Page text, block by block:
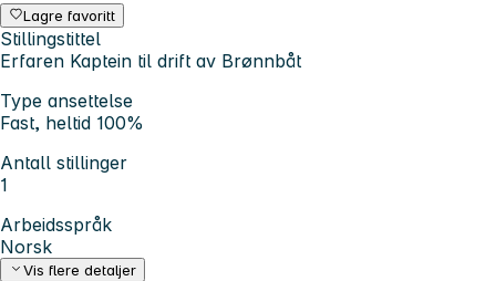
Lagre favoritt
Stillingstittel
Erfaren Kaptein til drift av Brønnbåt
Type ansettelse
Fast, heltid 100%
Antall stillinger
1
Arbeidsspråk
Norsk
Vis flere detaljer